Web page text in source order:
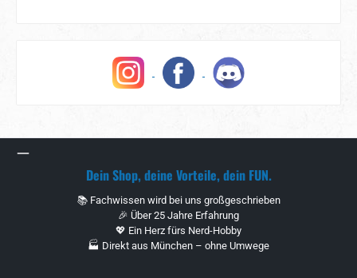
Dein Shop, deine Vorteile, dein FUN.
📚 Fachwissen wird bei uns großgeschrieben
🎉 Über 25 Jahre Erfahrung
💖 Ein Herz fürs Nerd-Hobby
🏭 Direkt aus München – ohne Umwege